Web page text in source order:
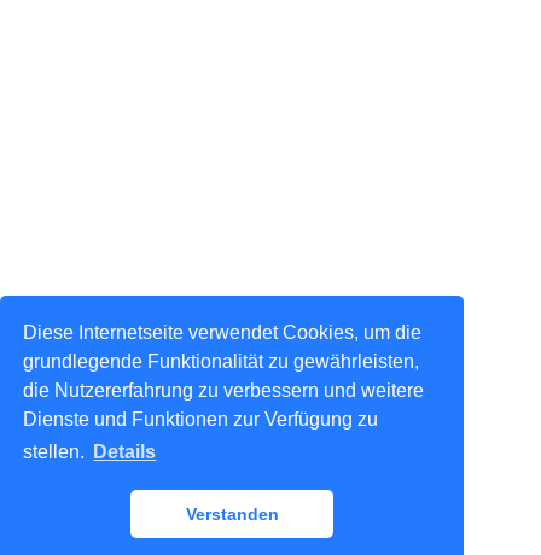
Diese Internetseite verwendet Cookies, um die
grundlegende Funktionalität zu gewährleisten,
die Nutzererfahrung zu verbessern und weitere
Dienste und Funktionen zur Verfügung zu
stellen.
Details
Verstanden